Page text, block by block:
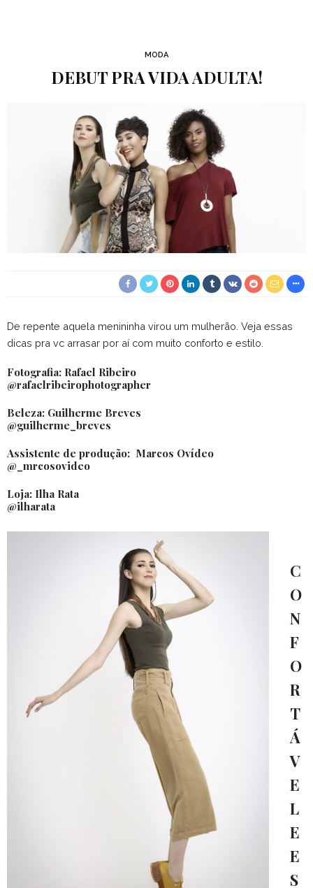
MODA
DEBUT PRA VIDA ADULTA!
De repente aquela menininha virou um mulherão. Veja essas
dicas pra vc arrasar por aí com muito conforto e estilo.
Fotografia: Rafael Ribeiro
@rafaelribeirophotographer
Beleza: Guilherme Breves
@guilherme_breves
Assistente de produção: Marcos Ovídeo
@_mrcosovideo
Loja: Ilha Rata
@ilharata
C
O
N
F
O
R
T
Á
V
E
L
E
E
S